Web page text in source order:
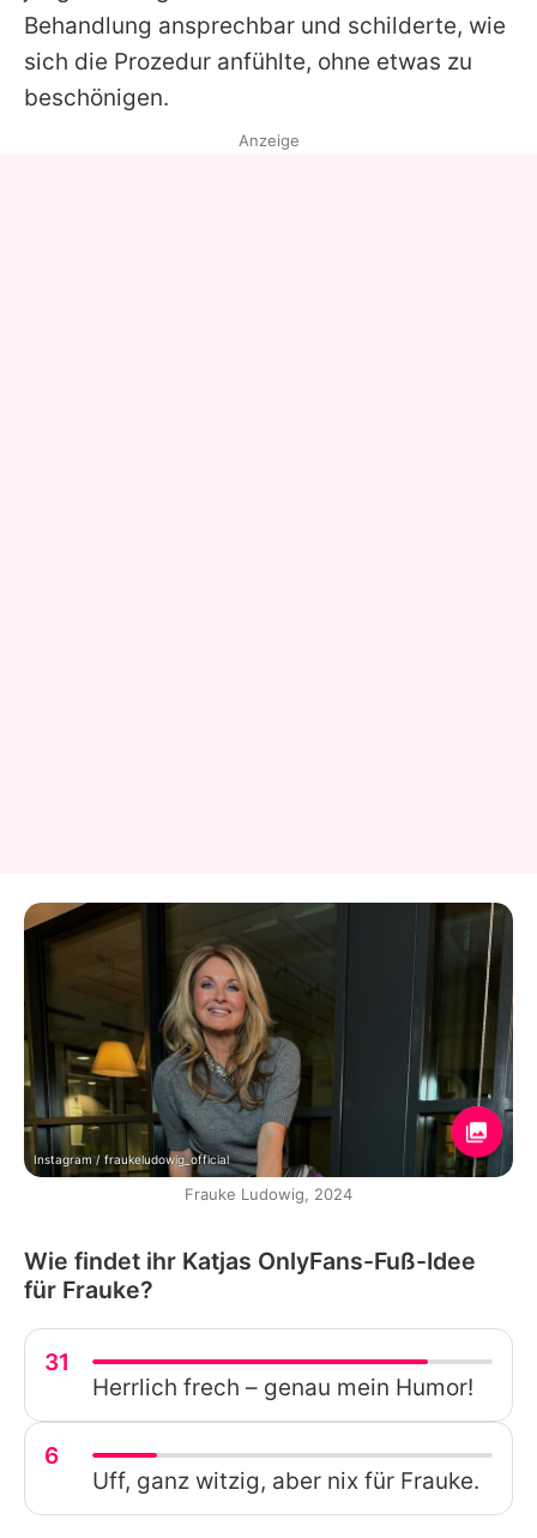
Behandlung ansprechbar und schilderte, wie
sich die Prozedur anfühlte, ohne etwas zu
beschönigen.
Anzeige
Instagram / fraukeludowig_official
Frauke Ludowig, 2024
Wie findet ihr Katjas OnlyFans-Fuß-Idee
für Frauke?
31
Herrlich frech – genau mein Humor!
6
Uff, ganz witzig, aber nix für Frauke.